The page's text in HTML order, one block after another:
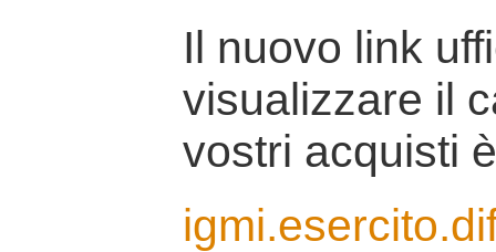
Il nuovo link
visualizzare il
vostri acquisti